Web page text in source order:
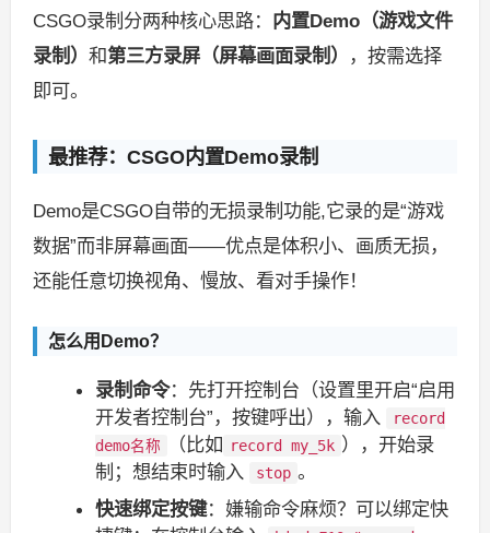
CSGO录制分两种核心思路： 内置Demo（游戏文件
录制） 和第三方录屏（屏幕画面录制）
，按需选择
即可。
最推荐：CSGO内置Demo录制
Demo是CSGO自带的无损录制功能,它录的是“游戏
数据”而非屏幕画面——优点是体积小、画质无损，
还能任意切换视角、慢放、看对手操作！
怎么用Demo？
录制命令：先打开控制台（设置里开启“启用
开发者控制台”，按键呼出），输入
record
demo名称
（比如 record my_5k ），开始录
制；想结束时输入
stop 。
快速绑定按键：嫌输命令麻烦？可以绑定快